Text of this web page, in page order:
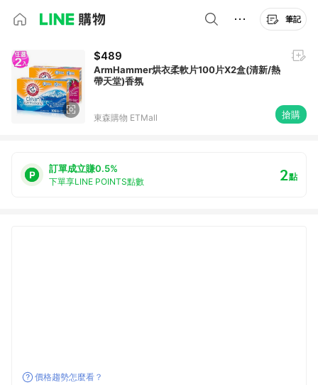
筆記
$489
ArmHammer烘衣柔軟片100片X2盒(清新/熱
帶天堂)香氛
東森購物 ETMall 搶購
訂單成立賺0.5%
下單享LINE POINTS點數 2點
價格趨勢怎麼看？